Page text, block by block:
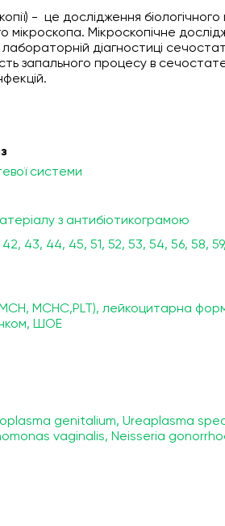
- це дослідження біологічного
мікроскопа. Мікроскопічне
діагностиці
запального процесу в
системи
з антибіотикограмою
42, 43, 44, 45, 51, 52, 53, 54, 56, 58, 59,
МСН, МСНС,PLT), лейкоцитарна
ШОЕ
genitalium, Ureaplasma
vaginalis, Neisseria